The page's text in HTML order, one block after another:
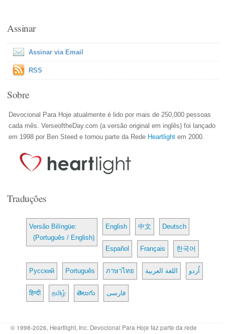
Assinar
Assinar via Email
RSS
Sobre
Devocional Para Hoje atualmente é lido por mais de 250,000 pessoas
cada mês. VerseoftheDay.com (a versão original em inglês) foi lançado
em 1998 por Ben Steed e tornou parte da Rede Heartlight em 2000.
Traduções
Versão Bilíngüe:
(Português / English)
English 中文 Deutsch
Español Français 한국어
Русский Português ภาษาไทย اللغة العربية اُردو
हिन्दी தமிழ் తెలుగు فارسی
© 1998-2026, Heartlight, Inc. Devocional Para Hoje faz parte da rede